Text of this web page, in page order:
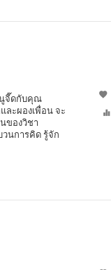
นูจี๊ดกับคุณ
ละผองเพื่อน จะ
ของวิชา
วนการคิด รู้จัก